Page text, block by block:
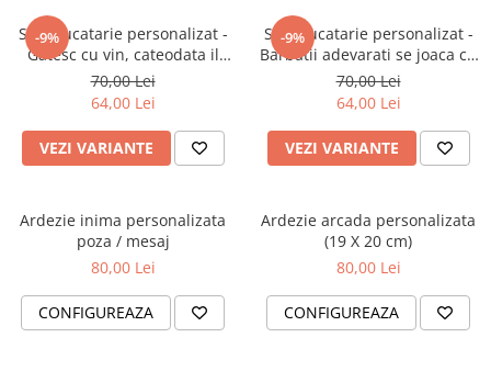
Puzzle personalizat
Rame foto personalizate
Plachete personalizate
Sort personalizat
Tricouri personalizate
Set cadou
evenimente
Tavita de mot
Umerase Personalizate
Pahare personalizate
-9%
Sort bucatarie personalizat -
Gatesc cu vin, cateodata il
pun si in mancare
70,00 Lei
64,00 Lei
VEZI VARIANTE
-9%
Sort bucatarie personalizat -
Barbatii adevarati se joaca cu
focul
70,00 Lei
64,00 Lei
VEZI VARIANTE
Ardezie inima personalizata
poza / mesaj
80,00 Lei
CONFIGUREAZA
Ardezie arcada personalizata
(19 X 20 cm)
80,00 Lei
CONFIGUREAZA